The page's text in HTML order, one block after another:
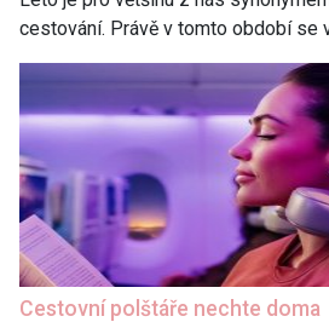
cestování. Právě v tomto období se
Cestovní polštáře nechte doma